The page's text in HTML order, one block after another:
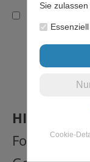
Ich bin damit
gespeichert
Dritte
ich jederzeit
HINWEIS:
Formular
Sie zulassen
Essenziell
Cookie-